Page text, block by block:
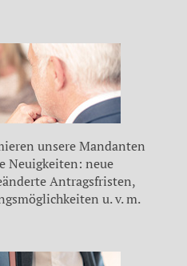
unsere Mandanten
Neuigkeiten: neue
Antragsfristen,
u. v. m.